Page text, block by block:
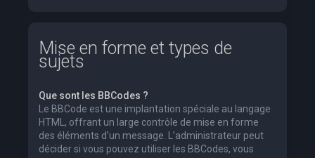
Mise en forme et types de
sujets
Que sont les BBCodes ?
Le BBCode est une implantation spéciale au langage
HTML, offrant un large contrôle de mise en forme
des éléments d’un message. L’administrateur peut
décider si vous pouvez utiliser les BBCodes, vous